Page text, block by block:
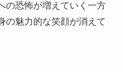
の恐怖が増えていく一方
の魅力的な笑顔が消えて